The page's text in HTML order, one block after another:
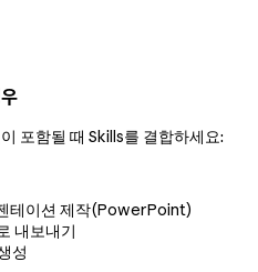
포함될 때 Skills를 결합하세요:
테이션 제작(PowerPoint)
내보내기
성